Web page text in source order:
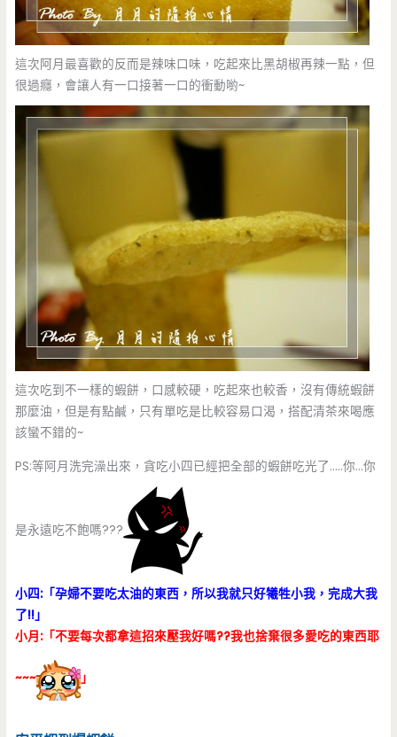
這次阿月最喜歡的反而是辣味口味，吃起來比黑胡椒再辣一點，但
很過癮，會讓人有一口接著一口的衝動喲~
這次吃到不一樣的蝦餅，口感較硬，吃起來也較香，沒有傳統蝦餅
那麼油，但是有點鹹，只有單吃是比較容易口渴，搭配清茶來喝應
該蠻不錯的~
PS:等阿月洗完澡出來，貪吃小四已經把全部的蝦餅吃光了…..你…你
是永遠吃不飽嗎???
小四:「孕婦不要吃太油的東西，所以我就只好犧牲小我，完成大我
了!!」
小月:「不要每次都拿這招來壓我好嗎??我也捨棄很多愛吃的東西耶
~~~ 」